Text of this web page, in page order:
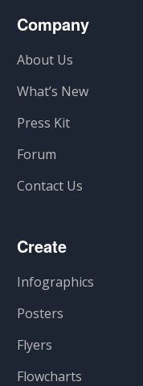
Company
About Us
What’s New
Press Kit
Forum
Contact Us
Create
Infographics
Posters
Flyers
Flowcharts